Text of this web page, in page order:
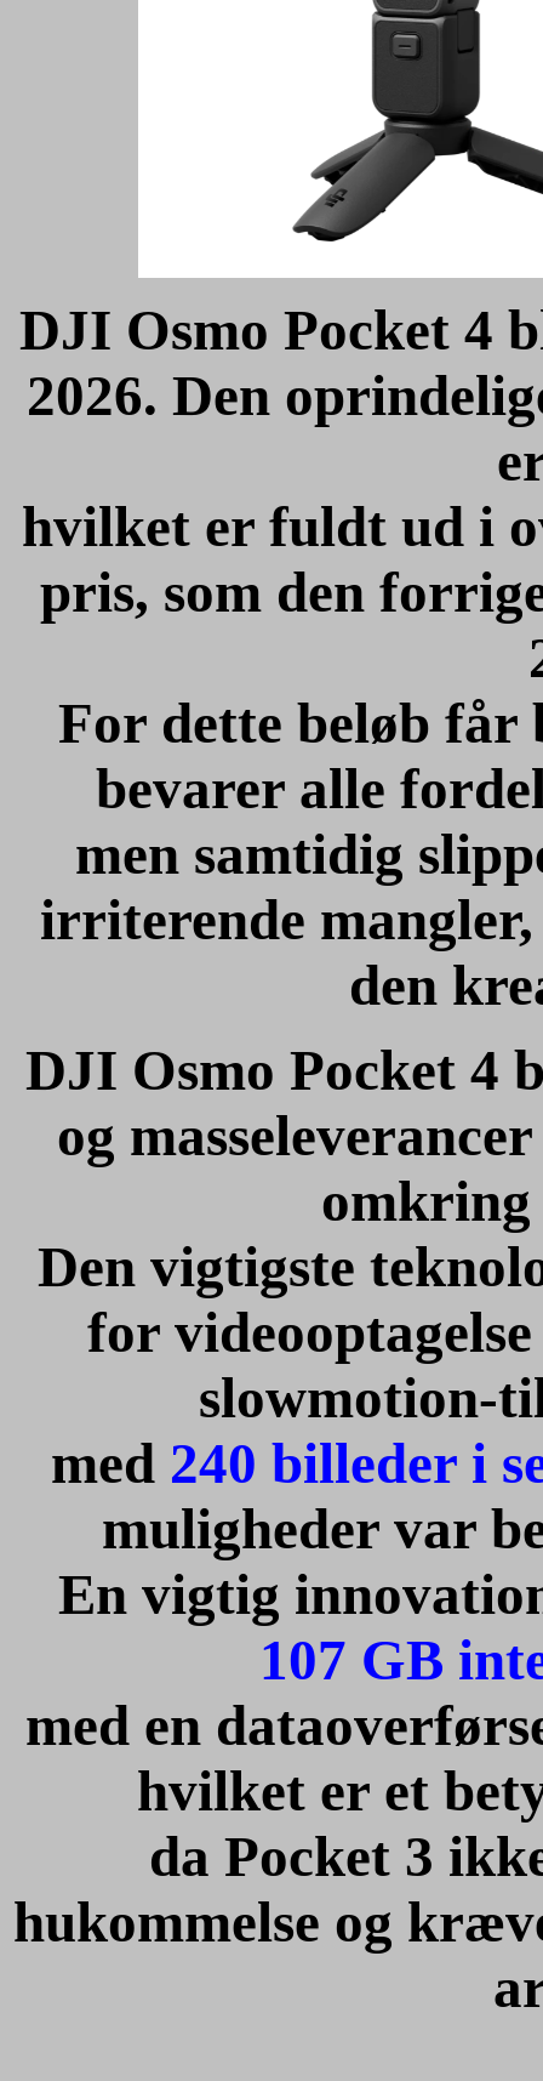
DJI Osmo Pocket 4
2026. Den
hvilket er fuldt ud i
pris, som den
For dette beløb får
bevarer alle
men samtidig
irriterende
den
DJI Osmo Pocket 4
og
omkring
Den vigtigste
for
slowmotion-
med 240 billeder i
muligheder var
En vigtig
107 GB
med en
hvilket er et
da Pocket 3
hukommelse og